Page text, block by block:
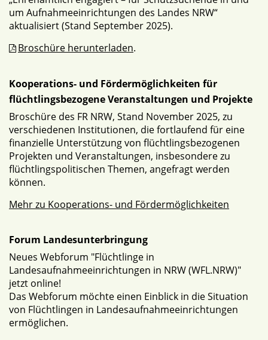
um Aufnahmeeinrichtungen des Landes NRW“
aktualisiert (Stand September 2025).
Broschüre herunterladen.
Kooperations- und Fördermöglichkeiten für
flüchtlingsbezogene Veranstaltungen und Projekte
Broschüre des FR NRW, Stand November 2025, zu
verschiedenen Institutionen, die fortlaufend für eine
finanzielle Unterstützung von flüchtlingsbezogenen
Projekten und Veranstaltungen, insbesondere zu
flüchtlingspolitischen Themen, angefragt werden
können.
Mehr zu Kooperations- und Fördermöglichkeiten
Forum Landesunterbringung
Neues Webforum "Flüchtlinge in
Landesaufnahmeeinrichtungen in NRW (WFL.NRW)"
jetzt online!
Das Webforum möchte einen Einblick in die Situation
von Flüchtlingen in Landesaufnahmeeinrichtungen
ermöglichen.